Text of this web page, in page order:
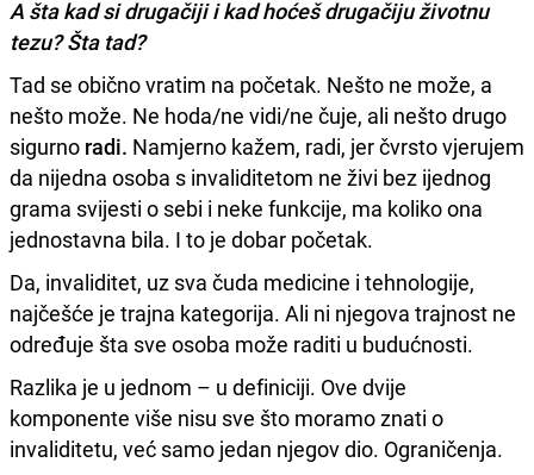
A šta kad si drugačiji i kad hoćeš drugačiju životnu
tezu? Šta tad?
Tad se obično vratim na početak. Nešto ne može, a
nešto može. Ne hoda/ne vidi/ne čuje, ali nešto drugo
sigurno radi. Namjerno kažem, radi, jer čvrsto vjerujem
da nijedna osoba s invaliditetom ne živi bez ijednog
grama svijesti o sebi i neke funkcije, ma koliko ona
jednostavna bila. I to je dobar početak.
Da, invaliditet, uz sva čuda medicine i tehnologije,
najčešće je trajna kategorija. Ali ni njegova trajnost ne
određuje šta sve osoba može raditi u budućnosti.
Razlika je u jednom – u definiciji. Ove dvije
komponente više nisu sve što moramo znati o
invaliditetu, već samo jedan njegov dio. Ograničenja.